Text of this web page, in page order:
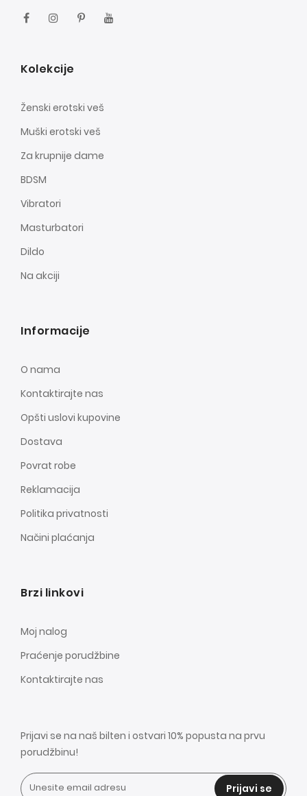
Kolekcije
Ženski erotski veš
Muški erotski veš
Za krupnije dame
BDSM
Vibratori
Masturbatori
Dildo
Na akciji
Informacije
O nama
Kontaktirajte nas
Opšti uslovi kupovine
Dostava
Povrat robe
Reklamacija
Politika privatnosti
Načini plaćanja
Brzi linkovi
Moj nalog
Praćenje porudžbine
Kontaktirajte nas
Prijavi se na naš bilten i ostvari 10% popusta na prvu
porudžbinu!
Prijavi se